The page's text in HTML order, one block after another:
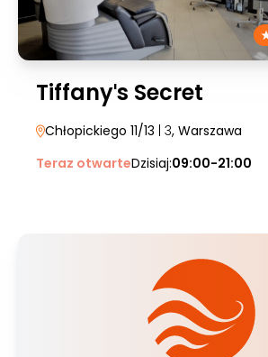
Tiffanyˈs Secret
Chłopickiego 11/13 | 3, Warszawa
Teraz otwarteDzisiaj:09:00-21:00